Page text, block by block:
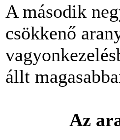
A második
csökkenő
állt
Az